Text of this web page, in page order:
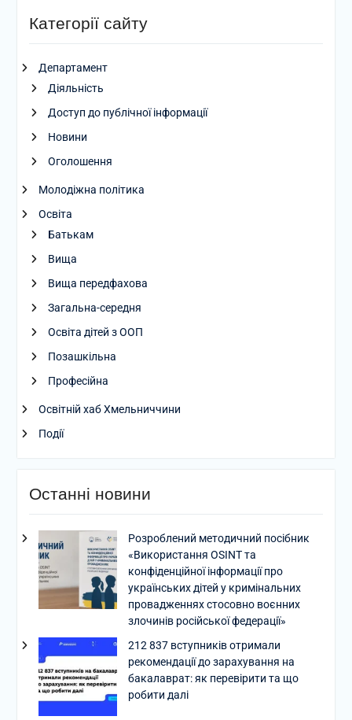
Категорії сайту
Департамент
Діяльність
Доступ до публічної інформації
Новини
Оголошення
Молодіжна політика
Освіта
Батькам
Вища
Вища передфахова
Загальна-середня
Освіта дітей з ООП
Позашкільна
Професійна
Освітній хаб Хмельниччини
Події
Останні новини
Розроблений методичний посібник
«Використання OSINT та
конфіденційної інформації про
українських дітей у кримінальних
провадженнях стосовно воєнних
злочинів російської федерації»
212 837 вступників отримали
рекомендації до зарахування на
бакалаврат: як перевірити та що
робити далі